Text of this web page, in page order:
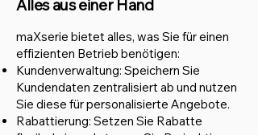
Alles aus einer Hand
maXserie bietet alles, was Sie für einen
effizienten Betrieb benötigen:
Kundenverwaltung: Speichern Sie
Kundendaten zentralisiert ab und nutzen
Sie diese für personalisierte Angebote.
Rabattierung: Setzen Sie Rabatte